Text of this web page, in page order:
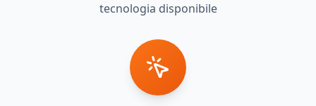
tecnologia disponibile